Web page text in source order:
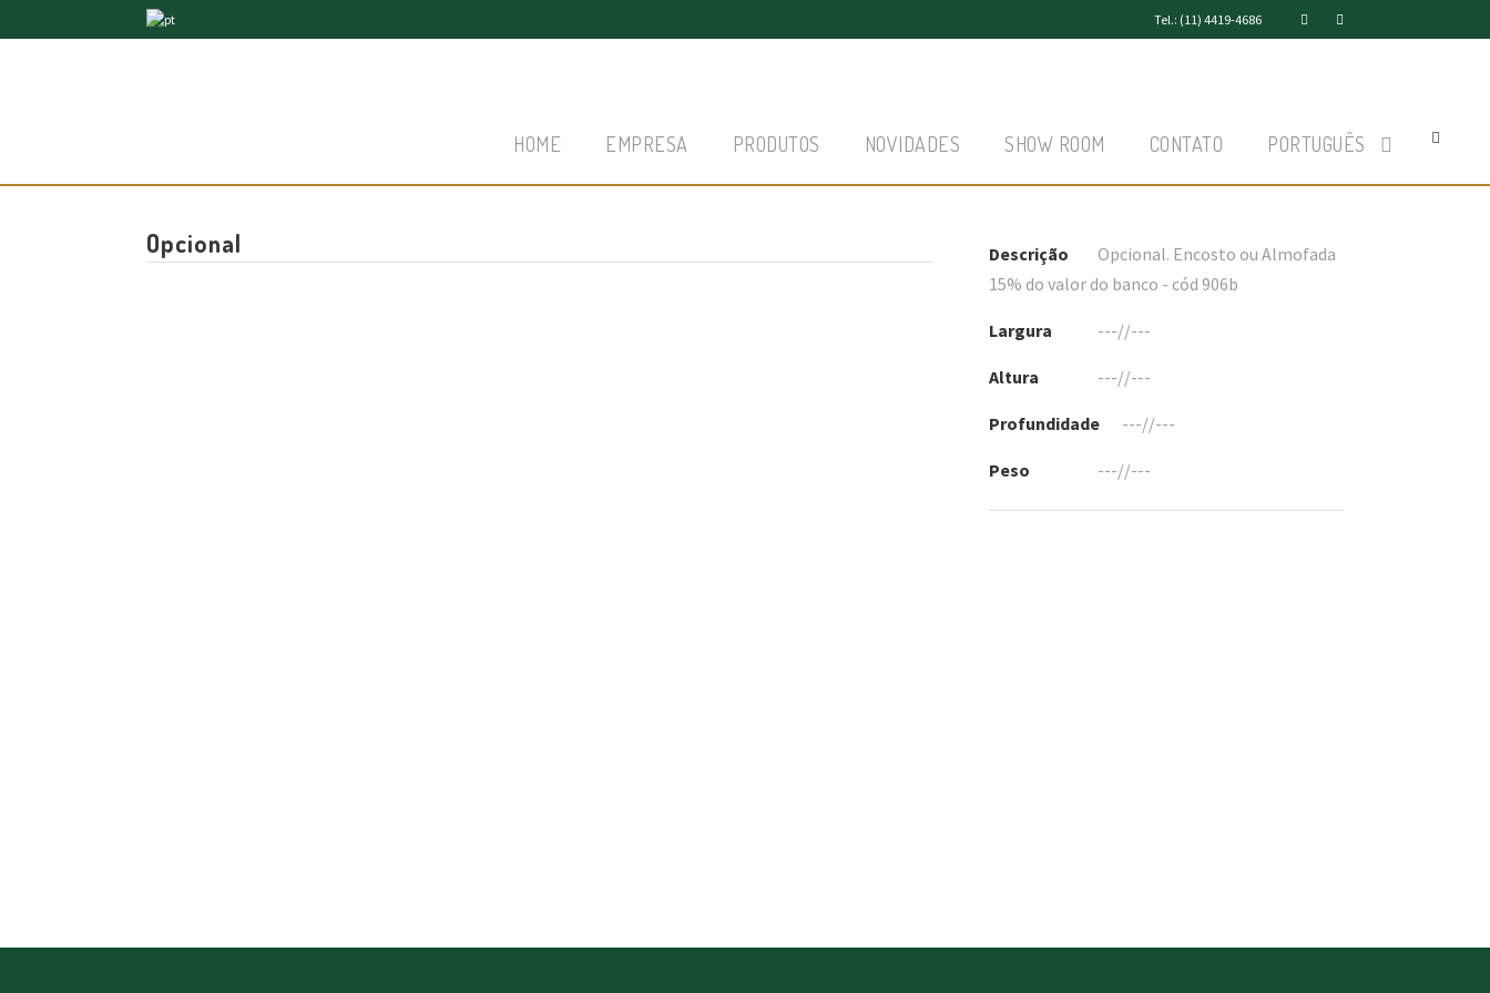
Tel.: (11) 4419-4686
HOME EMPRESA PRODUTOS NOVIDADES SHOW ROOM CONTATO PORTUGUÊS
Opcional Descrição
Opcional. Encosto ou Almofada
15% do valor do banco - cód 906b
Largura ---//---
Altura ---//---
Profundidade ---//---
Peso ---//---